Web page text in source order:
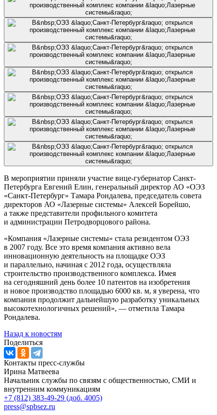
В мероприятии приняли участие вице-губернатор Санкт-
Петербурга Евгений Елин, генеральный директор АО «ОЭЗ
«Санкт-Петербург» Тамара Рондалева, председатель совета
директоров АО «Лазерные системы» Алексей Борейшо,
а также представители профильного комитета
и администрации Петродворцового района.
«Компания «Лазерные системы» стала резидентом ОЭЗ
в 2007 году. Все это время компания активно вела
инновационную деятельность на площадке ОЭЗ
и параллельно, начиная с 2012 года, осуществляла
строительство производственного комплекса. Имея
на сегодняшний день более 10 патентов на изобретения
и новое производство площадью 6000 кв. м, я уверена, что
компания продолжит дальнейшую разработку уникальных
высокотехнологичных решений», — отметила Тамара
Рондалева.
Назад к новостям
Поделиться
Контакты пресс-службы
Ирина Матвеева
Начальник службы по связям с общественностью, СМИ и
внутренним коммуникациям
+7 (812) 383-49-29 (доб. 4005)
press@spbsez.ru